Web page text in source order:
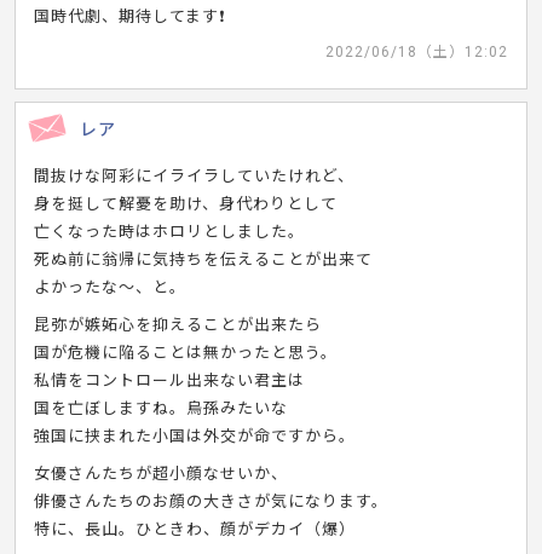
国時代劇、期待してます❗️
2022/06/18（土）12:02
レア
間抜けな阿彩にイライラしていたけれど、
身を挺して解憂を助け、身代わりとして
亡くなった時はホロリとしました。
死ぬ前に翁帰に気持ちを伝えることが出来て
よかったな～、と。
昆弥が嫉妬心を抑えることが出来たら
国が危機に陥ることは無かったと思う。
私情をコントロール出来ない君主は
国を亡ぼしますね。烏孫みたいな
強国に挟まれた小国は外交が命ですから。
女優さんたちが超小顔なせいか、
俳優さんたちのお顔の大きさが気になります。
特に、長山。ひときわ、顔がデカイ（爆）